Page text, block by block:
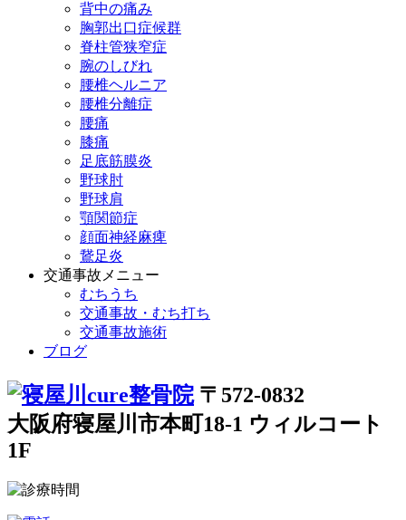
背中の痛み
胸郭出口症候群
脊柱管狭窄症
腕のしびれ
腰椎ヘルニア
腰椎分離症
腰痛
膝痛
足底筋膜炎
野球肘
野球肩
顎関節症
顔面神経麻痺
鵞足炎
交通事故メニュー
むちうち
交通事故・むち打ち
交通事故施術
ブログ
〒572-0832
大阪府寝屋川市本町18-1 ウィルコート
1F